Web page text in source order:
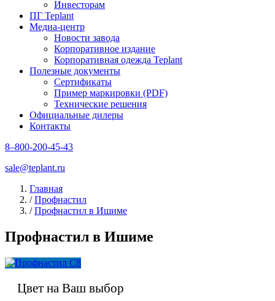
Инвесторам
ПГ Teplant
Медиа-центр
Новости завода
Корпоративное издание
Корпоративная одежда Teplant
Полезные документы
Сертификаты
Пример маркировки (PDF)
Технические решения
Официальные дилеры
Контакты
8–800-200-45-43
sale@teplant.ru
Главная
/ Профнастил
/ Профнастил в Ишиме
Профнастил в Ишиме
Цвет на Ваш выбор